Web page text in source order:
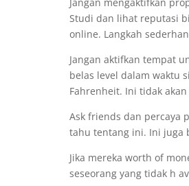
Studi dan lihat reputasi
online. Langkah
Jangan aktifkan tempat
belas level dalam waktu
Fahrenheit. Ini tidak
Ask friends dan percaya
tahu tentang ini. Ini juga
Jika mereka worth of
seseorang yang tidak h